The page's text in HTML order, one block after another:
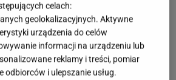
celach:
geolokalizacyjnych. Aktywne
urządzenia do celów
informacji na urządzeniu lub
reklamy i treści, pomiar
odbiorców i ulepszanie usług.